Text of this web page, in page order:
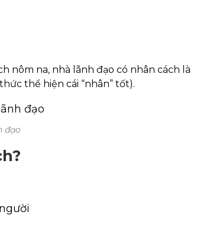
nôm na, nhà lãnh đạo có nhân cách là
thể hiện cái “nhân” tốt).
đạo